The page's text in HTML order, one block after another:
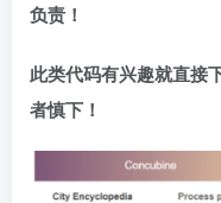
负责！
此类代码有兴趣就直接
者慎下！